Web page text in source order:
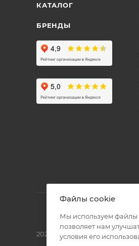
КАТАЛОГ
БРЕНДЫ
2026 © Полиграф кит -
Файлы cookie
Мы используем файлы
позволяет нам
условия его